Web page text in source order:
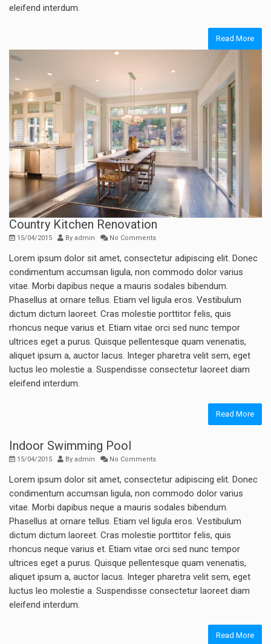
eleifend interdum.
Read More
Country Kitchen Renovation
15/04/2015 By admin No Comments
Lorem ipsum dolor sit amet, consectetur adipiscing elit. Donec
condimentum accumsan ligula, non commodo dolor varius
vitae. Morbi dapibus neque a mauris sodales bibendum.
Phasellus at ornare tellus. Etiam vel ligula eros. Vestibulum
dictum dictum laoreet. Cras molestie porttitor felis, quis
rhoncus neque varius et. Etiam vitae orci sed nunc tempor
ultrices eget a purus. Quisque pellentesque quam venenatis,
aliquet ipsum a, auctor lacus. Integer pharetra velit sem, eget
luctus leo molestie a. Suspendisse consectetur laoreet diam
eleifend interdum.
Read More
Indoor Swimming Pool
15/04/2015 By admin No Comments
Lorem ipsum dolor sit amet, consectetur adipiscing elit. Donec
condimentum accumsan ligula, non commodo dolor varius
vitae. Morbi dapibus neque a mauris sodales bibendum.
Phasellus at ornare tellus. Etiam vel ligula eros. Vestibulum
dictum dictum laoreet. Cras molestie porttitor felis, quis
rhoncus neque varius et. Etiam vitae orci sed nunc tempor
ultrices eget a purus. Quisque pellentesque quam venenatis,
aliquet ipsum a, auctor lacus. Integer pharetra velit sem, eget
luctus leo molestie a. Suspendisse consectetur laoreet diam
eleifend interdum.
Read More